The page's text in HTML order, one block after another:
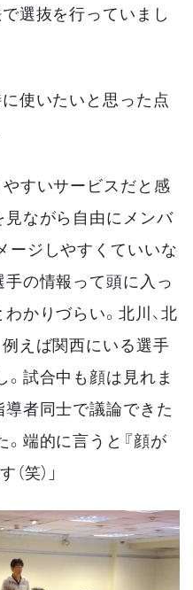
選抜を行っていまし
使いたいと思った点
すいサービスだと感
見ながら自由にメンバ
ージしやすくていいな
の情報って頭に入っ
かりづらい。北川、北
えば関西にいる選手
試合中も顔は見れま
者同士で議論できた
端的に言うと『顔が
笑）」